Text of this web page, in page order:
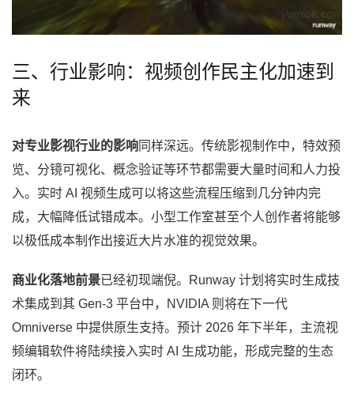
三、行业影响：视频创作民主化加速到
来
对专业影视行业的影响同样深远。传统影视制作中，特效预
览、分镜可视化、概念验证等环节都需要大量时间和人力投
入。实时 AI 视频生成可以将这些流程压缩到几分钟内完
成，大幅降低试错成本。小型工作室甚至个人创作者将能够
以极低成本制作出接近大片水准的视觉效果。
商业化落地前景已经初现端倪。Runway 计划将实时生成技
术集成到其 Gen-3 平台中，NVIDIA 则将在下一代
Omniverse 中提供原生支持。预计 2026 年下半年，主流视
频编辑软件将陆续接入实时 AI 生成功能，形成完整的生态
闭环。